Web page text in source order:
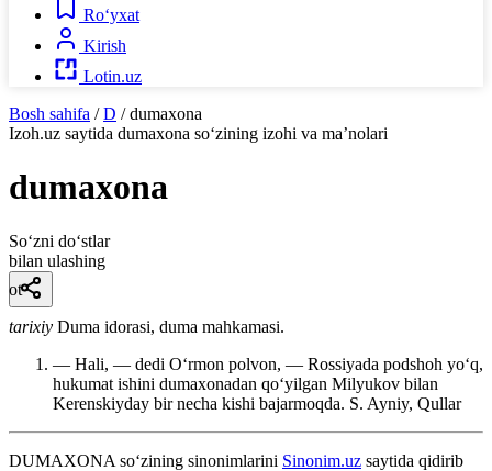
Ro‘yxat
Kirish
Lotin.uz
Bosh sahifa / D / dumaxona
Izoh.uz saytida dumaxona so‘zining izohi va ma’nolari
dumaxona
So‘zni do‘stlar
bilan ulashing
ot
tarixiy Duma idorasi, duma mahkamasi.
— Hali, — dedi Oʻrmon polvon, — Rossiyada podshoh yoʻq,
hukumat ishini dumaxonadan qoʻyilgan Milyukov bilan
Kerenskiyday bir necha kishi bajarmoqda. S. Ayniy, Qullar
DUMAXONA so‘zining sinonimlarini Sinonim.uz saytida qidirib